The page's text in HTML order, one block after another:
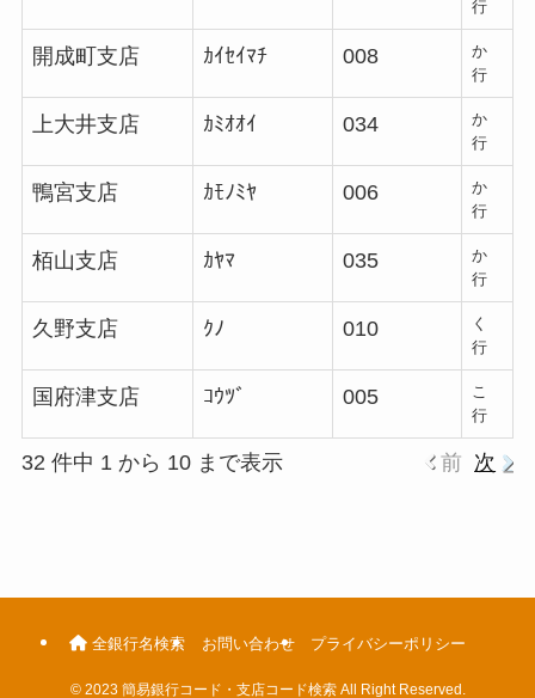
行
開成町支店 ｶｲｾｲﾏﾁ 008
か
行
上大井支店 ｶﾐｵｵｲ 034
か
行
鴨宮支店 ｶﾓﾉﾐﾔ 006
か
行
栢山支店 ｶﾔﾏ 035
か
行
久野支店 ｸﾉ 010
く
行
国府津支店 ｺｳﾂﾞ 005
こ
行
32 件中 1 から 10 まで表示 前 次
全銀行名検索 お問い合わせ プライバシーポリシー
©2023 簡易銀行コード・支店コード検索 All Right Reserved.